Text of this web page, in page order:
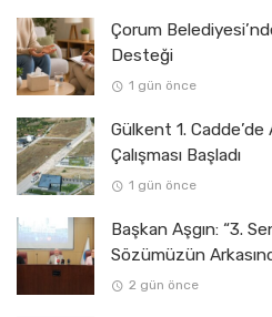
Çorum
Desteği
1 gün önce
Gülkent 1.
Çalışması Başladı
1 gün önce
Başkan Aşgın: “3.
Sözümüzün
2 gün önce